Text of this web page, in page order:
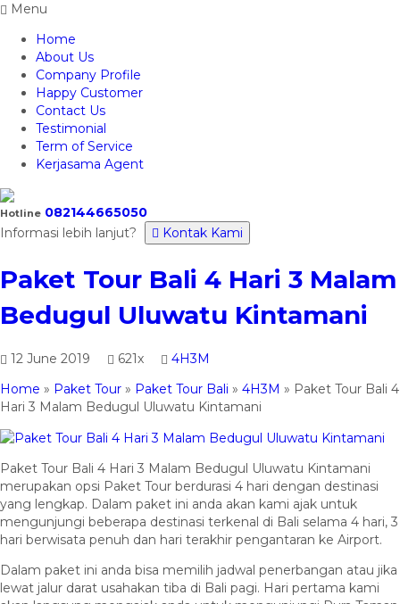
Menu
Home
About Us
Company Profile
Happy Customer
Contact Us
Testimonial
Term of Service
Kerjasama Agent
Hotline 082144665050
Informasi lebih lanjut?
Kontak Kami
Paket Tour Bali 4 Hari 3 Malam
Bedugul Uluwatu Kintamani
12 June 2019 621x
4H3M
Home » Paket Tour » Paket Tour Bali » 4H3M » Paket Tour Bali 4
Hari 3 Malam Bedugul Uluwatu Kintamani
Paket Tour Bali 4 Hari 3 Malam Bedugul Uluwatu Kintamani
merupakan opsi Paket Tour berdurasi 4 hari dengan destinasi
yang lengkap. Dalam paket ini anda akan kami ajak untuk
mengunjungi beberapa destinasi terkenal di Bali selama 4 hari, 3
hari berwisata penuh dan hari terakhir pengantaran ke Airport.
Dalam paket ini anda bisa memilih jadwal penerbangan atau jika
lewat jalur darat usahakan tiba di Bali pagi. Hari pertama kami